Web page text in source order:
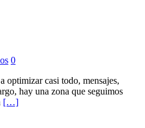
0
optimizar casi todo, mensajes,
hay una zona que seguimos
[…]